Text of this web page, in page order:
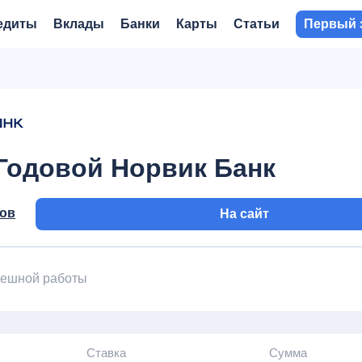
Вклады Банки Карты Статьи Первый
Норвик Банк
На сайт
работы
Ставка
Сумма